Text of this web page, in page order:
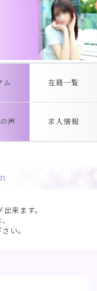
ム 在籍一覧
声 求人情報
来ます。
い。